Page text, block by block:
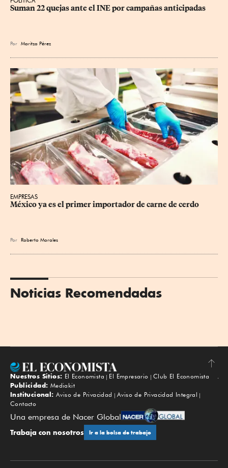
Suman 22 quejas ante el INE por campañas anticipadas
Por Maritza Pérez
EMPRESAS
México ya es el primer importador de carne de cerdo
Por Roberto Morales
Noticias Recomendadas
Subir
Nuestros Sitios: El Economista El Empresario
Club El Economista
Publicidad: Mediakit
Institucional: Aviso de Privacidad
Aviso de Privacidad Integral
Contacto
Una empresa de Nacer Global
Trabaja con nosotros Ir a la bolsa de trabajo